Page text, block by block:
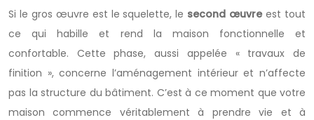
Si le gros œuvre est le squelette, le second œuvre est tout
ce qui habille et rend la maison fonctionnelle et
confortable. Cette phase, aussi appelée « travaux de
finition », concerne l’aménagement intérieur et n’affecte
pas la structure du bâtiment. C’est à ce moment que votre
maison commence véritablement à prendre vie et à